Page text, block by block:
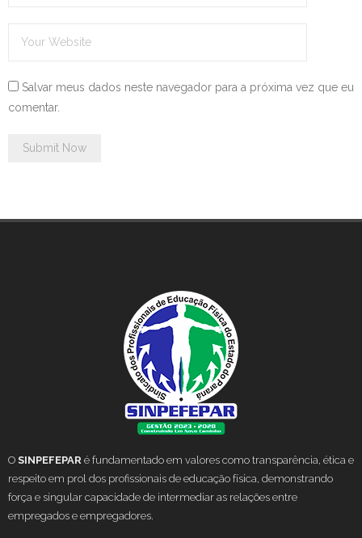
Salvar meus dados neste navegador para a próxima vez que eu
comentar.
O SINPEFEPAR é fundamentado em valores como transparência, ética e
respeito em prol dos profissionais de educação física, demonstrando
força e singular capacidade de intermediar as relações entre
empregados e empregadores.